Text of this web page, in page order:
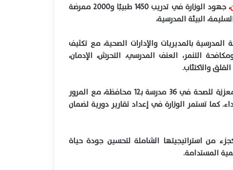
، جهود الوزارة في تدريب 1450 طبيبًا و2000 ممرضة
15 ورشة عمل لفرق الصحة المدرسية بالمديريات والإدارات الصحية، مع تكثيف
التنمر، العنف المدرسي، التحرش، الإدمان،
والاكتئاب.
وأكد الدكتور قنديل استمرار الجهود لتطبيق معايير المدارس المعززة للصحة في 36 مدرسة بـ12 محافظة، مع المرور
كما تستمر الوزارة في إعداد تقارير دورية لضمان
من استراتيجيتها الشاملة لتحسين جودة حياة
المستدامة.